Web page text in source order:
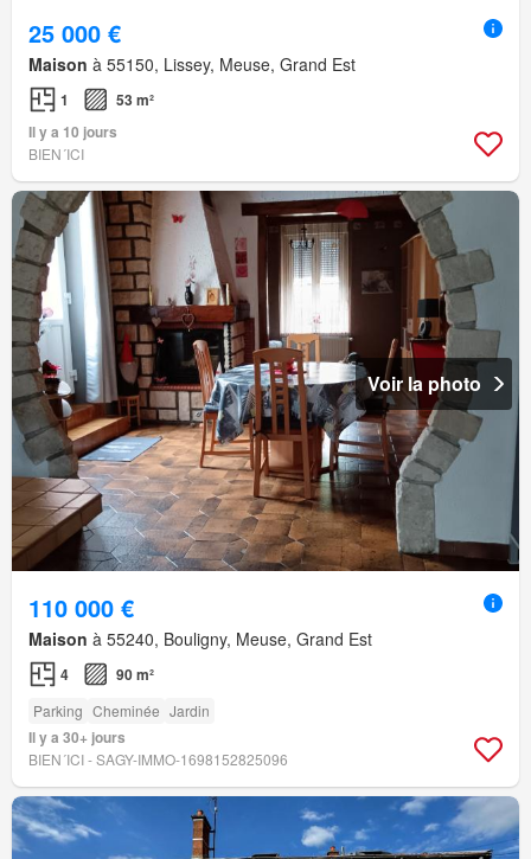
25 000 €
Maison à 55150, Lissey, Meuse, Grand Est
1
53 m²
Il y a 10 jours
BIEN´ICI
Voir la photo
110 000 €
Maison à 55240, Bouligny, Meuse, Grand Est
4 90 m²
Parking Cheminée Jardin
Il y a 30+ jours
BIEN´ICI - SAGY-IMMO-1698152825096